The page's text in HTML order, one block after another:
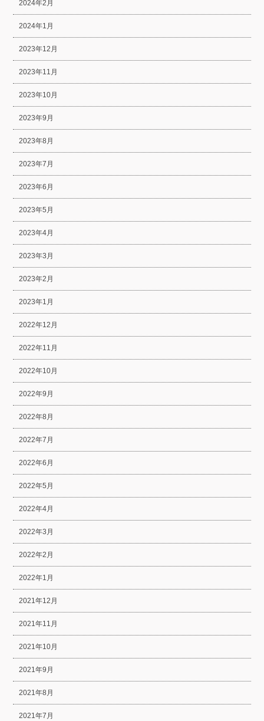
2024年2月
2024年1月
2023年12月
2023年11月
2023年10月
2023年9月
2023年8月
2023年7月
2023年6月
2023年5月
2023年4月
2023年3月
2023年2月
2023年1月
2022年12月
2022年11月
2022年10月
2022年9月
2022年8月
2022年7月
2022年6月
2022年5月
2022年4月
2022年3月
2022年2月
2022年1月
2021年12月
2021年11月
2021年10月
2021年9月
2021年8月
2021年7月